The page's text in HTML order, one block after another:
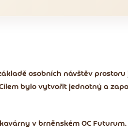
osobních návštěv
bylo vytvořit jednotný a
v brněnském OC